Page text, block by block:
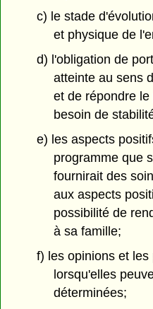
c) le stade
et physique de
d) l'obligation de
atteinte au sens
et de répondre
besoin de
e) les aspects
programme que
fournirait des
aux aspects
possibilité de
à sa famille;
f) les opinions et
lorsqu'elles
déterminées;